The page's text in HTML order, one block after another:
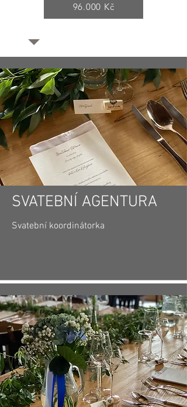
96.000 Kč
SVATEBNÍ AGENTURA
Svatební koordinátorka